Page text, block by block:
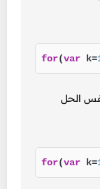
for(var k=
الحل
for(var k=